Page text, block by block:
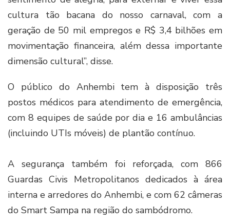
cultura tão bacana do nosso carnaval, com a
geração de 50 mil empregos e R$ 3,4 bilhões em
movimentação financeira, além dessa importante
dimensão cultural”, disse.
O público do Anhembi tem à disposição três
postos médicos para atendimento de emergência,
com 8 equipes de saúde por dia e 16 ambulâncias
(incluindo UTIs móveis) de plantão contínuo.
A segurança também foi reforçada, com 866
Guardas Civis Metropolitanos dedicados à área
interna e arredores do Anhembi, e com 62 câmeras
do Smart Sampa na região do sambódromo.